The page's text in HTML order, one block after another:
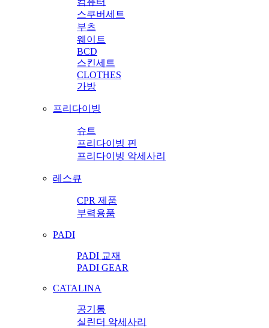
스쿠버세트
부츠
웨이트
BCD
스킨세트
CLOTHES
가방
프리다이빙
슈트
프리다이빙 핀
프리다이빙 악세사리
레스큐
CPR 제품
부력용품
PADI
PADI 교재
PADI GEAR
CATALINA
공기통
실린더 악세사리